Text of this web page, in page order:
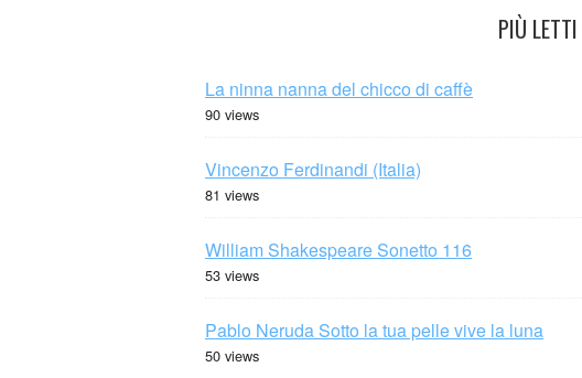
PIÙ LETTI
La ninna nanna del chicco di caffè
90 views
Vincenzo Ferdinandi (Italia)
81 views
William Shakespeare Sonetto 116
53 views
Pablo Neruda Sotto la tua pelle vive la luna
50 views